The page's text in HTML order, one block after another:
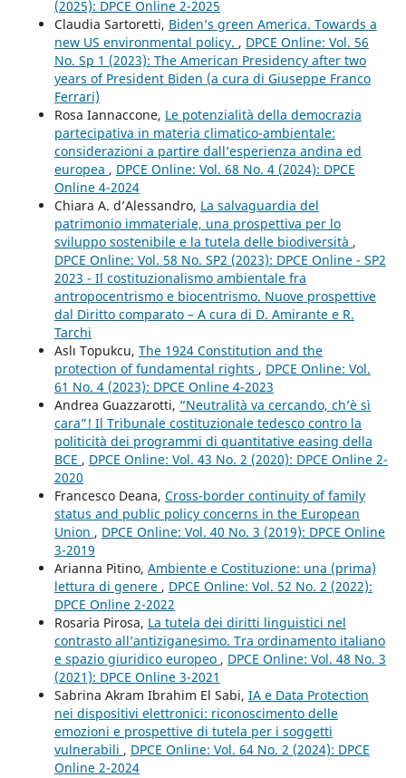
(2025): DPCE Online 2-2025
Claudia Sartoretti, Biden’s green America. Towards a
new US environmental policy. , DPCE Online: Vol. 56
No. Sp 1 (2023): The American Presidency after two
years of President Biden (a cura di Giuseppe Franco
Ferrari)
Rosa Iannaccone, Le potenzialità della democrazia
partecipativa in materia climatico-ambientale:
considerazioni a partire dall’esperienza andina ed
europea , DPCE Online: Vol. 68 No. 4 (2024): DPCE
Online 4-2024
Chiara A. d’Alessandro, La salvaguardia del
patrimonio immateriale, una prospettiva per lo
sviluppo sostenibile e la tutela delle biodiversità ,
DPCE Online: Vol. 58 No. SP2 (2023): DPCE Online - SP2
2023 - Il costituzionalismo ambientale fra
antropocentrismo e biocentrismo. Nuove prospettive
dal Diritto comparato – A cura di D. Amirante e R.
Tarchi
Aslı Topukcu, The 1924 Constitution and the
protection of fundamental rights , DPCE Online: Vol.
61 No. 4 (2023): DPCE Online 4-2023
Andrea Guazzarotti, “Neutralità va cercando, ch’è sì
cara”! Il Tribunale costituzionale tedesco contro la
politicità dei programmi di quantitative easing della
BCE , DPCE Online: Vol. 43 No. 2 (2020): DPCE Online 2-
2020
Francesco Deana, Cross-border continuity of family
status and public policy concerns in the European
Union , DPCE Online: Vol. 40 No. 3 (2019): DPCE Online
3-2019
Arianna Pitino, Ambiente e Costituzione: una (prima)
lettura di genere , DPCE Online: Vol. 52 No. 2 (2022):
DPCE Online 2-2022
Rosaria Pirosa, La tutela dei diritti linguistici nel
contrasto all’antiziganesimo. Tra ordinamento italiano
e spazio giuridico europeo , DPCE Online: Vol. 48 No. 3
(2021): DPCE Online 3-2021
Sabrina Akram Ibrahim El Sabi, IA e Data Protection
nei dispositivi elettronici: riconoscimento delle
emozioni e prospettive di tutela per i soggetti
vulnerabili , DPCE Online: Vol. 64 No. 2 (2024): DPCE
Online 2-2024